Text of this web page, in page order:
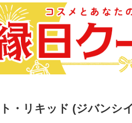
・リキッド (ジバンシ